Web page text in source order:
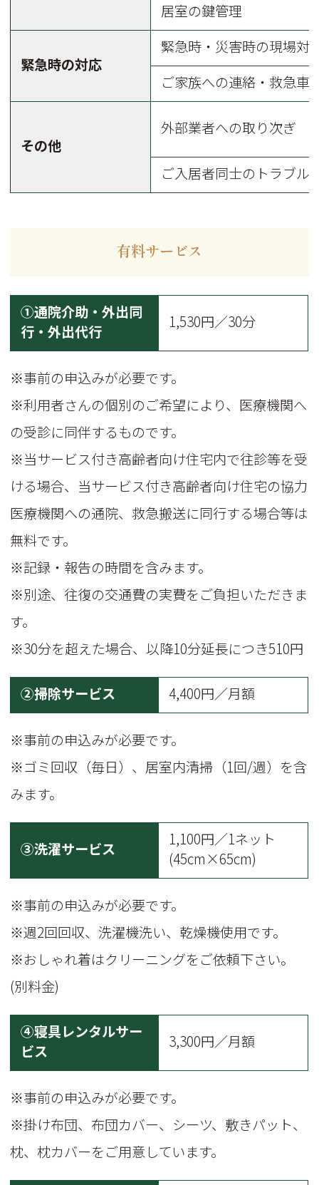
居室の鍵管理
緊急時の対応
緊急時・災害時の現場対
ご家族への連絡・救急車
その他
外部業者への取り次ぎ
ご入居者同士のトラブル
有料サービス
①通院介助・外出同
行・外出代行
1,530円／30分
※事前の申込みが必要です。
※利用者さんの個別のご希望により、医療機関へ
の受診に同伴するものです。
※当サービス付き高齢者向け住宅内で往診等を受
ける場合、当サービス付き高齢者向け住宅の協力
医療機関への通院、救急搬送に同行する場合等は
無料です。
※記録・報告の時間を含みます。
※別途、往復の交通費の実費をご負担いただきま
す。
※30分を超えた場合、以降10分延長につき510円
②掃除サービス 4,400円／月額
※事前の申込みが必要です。
※ゴミ回収（毎日）、居室内清掃（1回/週）を含
みます。
③洗濯サービス
1,100円／1ネット
(45cm×65cm)
※事前の申込みが必要です。
※週2回回収、洗濯機洗い、乾燥機使用です。
※おしゃれ着はクリーニングをご依頼下さい。
(別料金)
④寝具レンタルサー
ビス
3,300円／月額
※事前の申込みが必要です。
※掛け布団、布団カバー、シーツ、敷きパット、
枕、枕カバーをご用意しています。